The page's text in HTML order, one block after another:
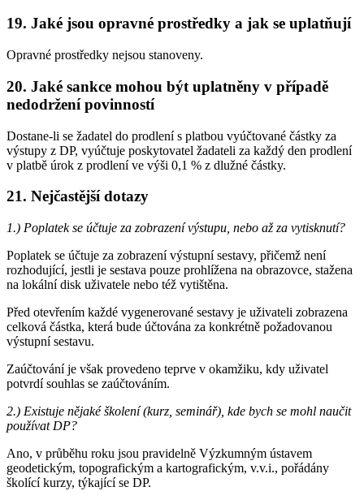
19. Jaké jsou opravné prostředky a jak se uplatňují
Opravné prostředky nejsou stanoveny.
20. Jaké sankce mohou být uplatněny v případě
nedodržení povinností
Dostane-li se žadatel do prodlení s platbou vyúčtované částky za
výstupy z DP, vyúčtuje poskytovatel žadateli za každý den prodlení
v platbě úrok z prodlení ve výši 0,1 % z dlužné částky.
21. Nejčastější dotazy
1.) Poplatek se účtuje za zobrazení výstupu, nebo až za vytisknutí?
Poplatek se účtuje za zobrazení výstupní sestavy, přičemž není
rozhodující, jestli je sestava pouze prohlížena na obrazovce, stažena
na lokální disk uživatele nebo též vytištěna.
Před otevřením každé vygenerované sestavy je uživateli zobrazena
celková částka, která bude účtována za konkrétně požadovanou
výstupní sestavu.
Zaúčtování je však provedeno teprve v okamžiku, kdy uživatel
potvrdí souhlas se zaúčtováním.
2.) Existuje nějaké školení (kurz, seminář), kde bych se mohl naučit
používat DP?
Ano, v průběhu roku jsou pravidelně Výzkumným ústavem
geodetickým, topografickým a kartografickým, v.v.i., pořádány
školící kurzy, týkající se DP.